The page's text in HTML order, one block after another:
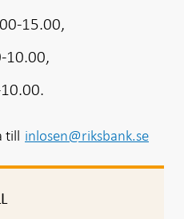
15.00,
10.00,
till inlosen@riksbank.se